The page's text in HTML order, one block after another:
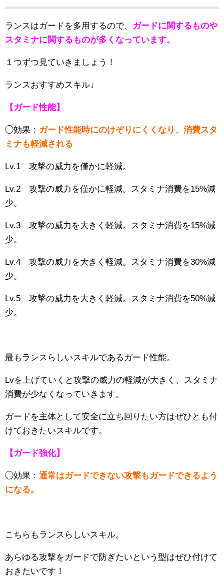
ランスはガードを多用するので、 ガードに関するものや
スタミナに関するものが多くなっています。
１つずつ見ていきましょう！
ランスおすすめスキル↓
【ガード性能】
◯効果： ガード性能時にのけぞりにくくなり、消費スタ
ミナも軽減される
Lv.1 攻撃の威力を僅かに軽減。
Lv.2 攻撃の威力を僅かに軽減。スタミナ消費を15%減
少。
Lv.3 攻撃の威力を大きく軽減。スタミナ消費を15%減
少。
Lv.4 攻撃の威力を大きく軽減。スタミナ消費を30%減
少。
Lv.5 攻撃の威力を大きく軽減。スタミナ消費を50%減
少。
最もランスらしいスキルであるガード性能。
Lvを上げていくと攻撃の威力の軽減が大きく、スタミナ
消費が少なくなっていきます。
ガードを主体として安全に立ち回りたい方はぜひとも付
けておきたいスキルです。
【ガード強化】
◯効果： 通常はガードできない攻撃もガードできるよう
になる。
こちらもランスらしいスキル。
あらゆる攻撃をガードで防ぎたいという型はぜひ付けて
おきたいです！